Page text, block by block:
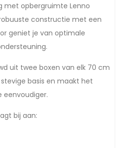
met opbergruimte Lenno
constructie met een
geniet je van optimale
uit twee boxen van elk 70 cm
basis en maakt het
bij aan: